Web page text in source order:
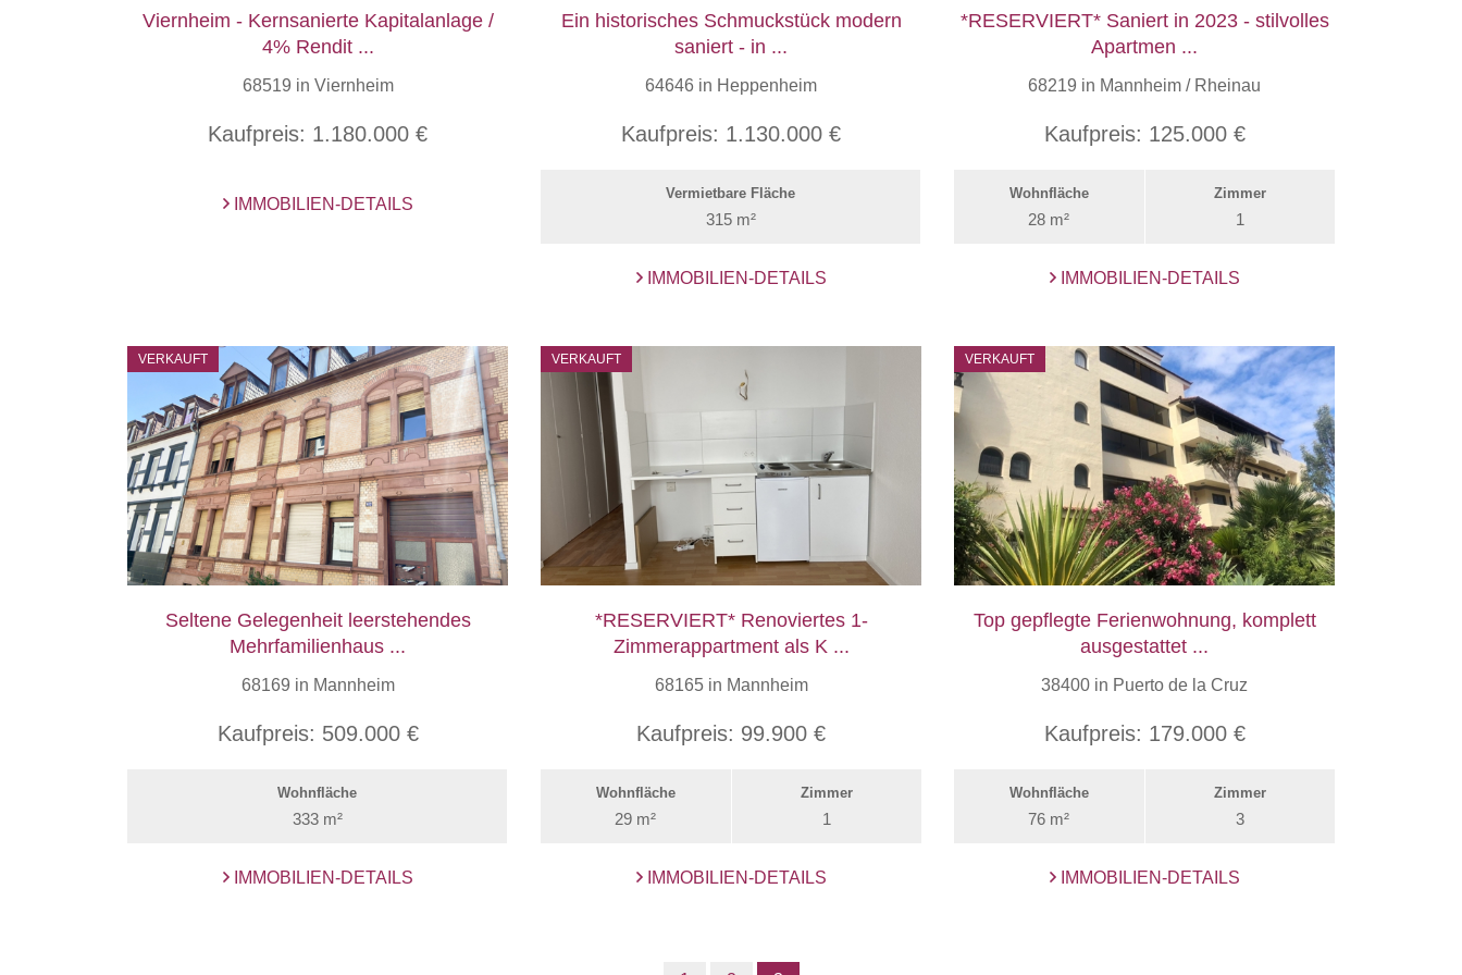
Viernheim - Kernsanierte Kapitalanlage /
4% Rendit ...
68519 in Viernheim
Kaufpreis: 1.180.000 €
IMMOBILIEN-DETAILS
Ein historisches Schmuckstück modern
saniert - in ...
64646 in Heppenheim
Kaufpreis: 1.130.000 €
Vermietbare Fläche
315 m²
IMMOBILIEN-DETAILS
*RESERVIERT* Saniert in 2023 - stilvolles
Apartmen ...
68219 in Mannheim / Rheinau
Kaufpreis: 125.000 €
Wohnfläche
28 m²
Zimmer
1
IMMOBILIEN-DETAILS
VERKAUFT
Seltene Gelegenheit leerstehendes
Mehrfamilienhaus ...
68169 in Mannheim
Kaufpreis: 509.000 €
Wohnfläche
333 m²
IMMOBILIEN-DETAILS
VERKAUFT
*RESERVIERT* Renoviertes 1-
Zimmerappartment als K ...
68165 in Mannheim
Kaufpreis: 99.900 €
Wohnfläche
29 m²
Zimmer
1
IMMOBILIEN-DETAILS
VERKAUFT
Top gepflegte Ferienwohnung, komplett
ausgestattet ...
38400 in Puerto de la Cruz
Kaufpreis: 179.000 €
Wohnfläche
76 m²
Zimmer
3
IMMOBILIEN-DETAILS